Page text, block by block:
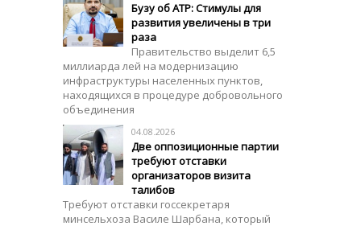
Бузу об АТР: Стимулы для
развития увеличены в три
раза
Правительство выделит 6,5
миллиарда лей на модернизацию
инфраструктуры населенных пунктов,
находящихся в процедуре добровольного
объединения
04.08.2026
Две оппозиционные партии
требуют отставки
организаторов визита
талибов
Требуют отставки госсекретаря
минсельхоза Василе Шарбана, который